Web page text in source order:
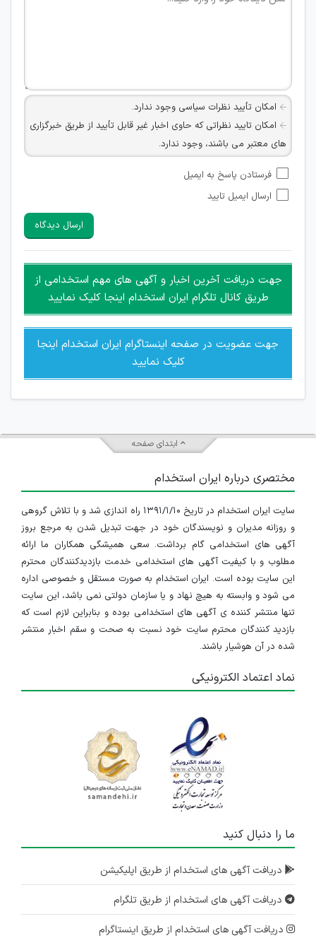
امکان تأیید نظرات سیاسی وجود ندارد.
امکان تایید نظراتی که حاوی اخبار غیر قابل تأیید از طریق خبرگزاری
های معتبر می باشند، وجود ندارد.
شبکه های مجازی ارتباطی می باشند وجود ندارد.
امکان تأیید نظرات کاربرانی که به هر طریقی قصد مأیوس کردن
هرگونه تحریک، تحقیر و کنایه به سایر افراد (مسئول و غیر مسئول)
غیر مجاز می باشد.
امکان هماهنگی برای هرگونه ملاقات حضوری چه به صورت دسته
جمعی و چه فردی توسط کاربران سایت وجود ندارد.
فرستادن پاسخ به ایمیل
ارسال ایمیل تایید
ارسال دیدگاه
جهت دریافت آخرین اخبار و آگهی های مهم استخدامی از
طریق کانال تلگرام ایران استخدام اینجا کلیک نمایید
جهت عضویت در صفحه اینستاگرام ایران استخدام اینجا
کلیک نمایید
ابتدای صفحه
مختصری درباره ایران استخدام
سایت ایران استخدام در تاریخ ۱۳۹۱/۱/۱۰ راه اندازی شد و با تلاش گروهی
و روزانه مدیران و نویسندگان خود در جهت تبدیل شدن به مرجع بروز
آگهی های استخدامی گام برداشت. سعی همیشگی همکاران ما ارائه
مطلوب و با کیفیت آگهی های استخدامی خدمت بازدیدکنندگان محترم
این سایت بوده است. ایران استخدام به صورت مستقل و خصوصی اداره
می شود و وابسته به هیچ نهاد و یا سازمان دولتی نمی باشد، این سایت
تنها منتشر کننده ی آگهی های استخدامی بوده و بنابراین لازم است که
بازدید کنندگان محترم سایت خود نسبت به صحت و سقم اخبار منتشر
شده در آن هوشیار باشند.
نماد اعتماد الکترونیکی
ما را دنبال کنید
دریافت آگهی های استخدام از طریق اپلیکیشن
دریافت آگهی های استخدام از طریق تلگرام
دریافت آگهی های استخدام از طریق اینستاگرام